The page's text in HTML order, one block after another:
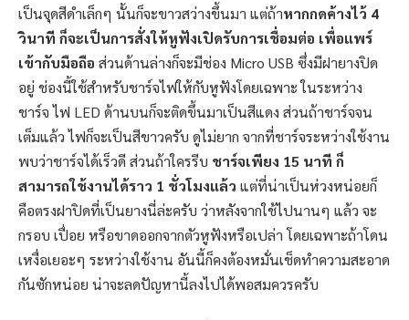
เป็นจุดสีดำเล็กๆ นั้นก็จะขาวสว่างขึ้นมา แต่ถ้าหากกดค้างไว้ 4
วินาที ก็จะเป็นการสั่งให้หูฟังเปิดรับการเชื่อมต่อ เพื่อแพร์
เข้ากับมือถือ ส่วนด้านล่างก็จะมีช่อง Micro USB ซึ่งมีฝายางปิด
อยู่ ช่องนี้ใช้สำหรับชาร์จไฟให้กับหูฟังโดยเฉพาะ ในระหว่าง
ชาร์จ ไฟ LED ด้านบนก็จะติดขึ้นมาเป็นสีแดง ส่วนถ้าชาร์จจน
เต็มแล้ว ไฟก็จะเป็นสีขาวครับ ดูไม่ยาก จากที่ชาร์จระหว่างใช้งาน
พบว่าชาร์จได้เร็วดี ส่วนถ้าใครรีบ ชาร์จเพียง 15 นาที ก็
สามารถใช้งานได้ราว 1 ชั่วโมงแล้ว แต่ที่น่าเป็นห่วงหน่อยก็
คือตรงฝาปิดที่เป็นยางนี่ล่ะครับ ว่าหลังจากใช้ไปนานๆ แล้ว จะ
กรอบ เปื่อย หรือขาดออกจากตัวหูฟังหรือเปล่า โดยเฉพาะถ้าโดน
เหงื่อเยอะๆ ระหว่างใช้งาน อันนี้ก็คงต้องหมั่นเช็ดทำความสะอาด
กันซักหน่อย น่าจะลดปัญหานี้ลงไปได้พอสมควรครับ